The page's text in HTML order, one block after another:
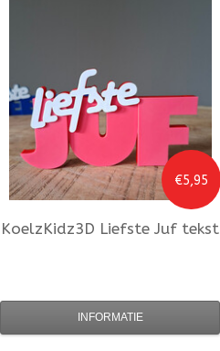
€5,95
KoelzKidz3D Liefste Juf tekst
INFORMATIE